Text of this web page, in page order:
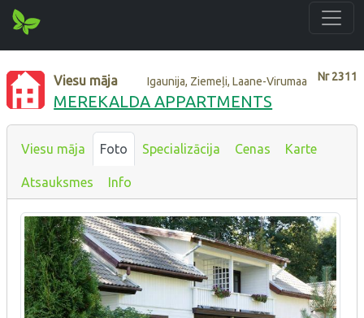
Nr2311
Viesu māja Igaunija, Ziemeļi, Laane-Virumaa
MEREKALDA APPARTMENTS
Viesu māja Foto Specializācija Cenas Karte
Atsauksmes Info